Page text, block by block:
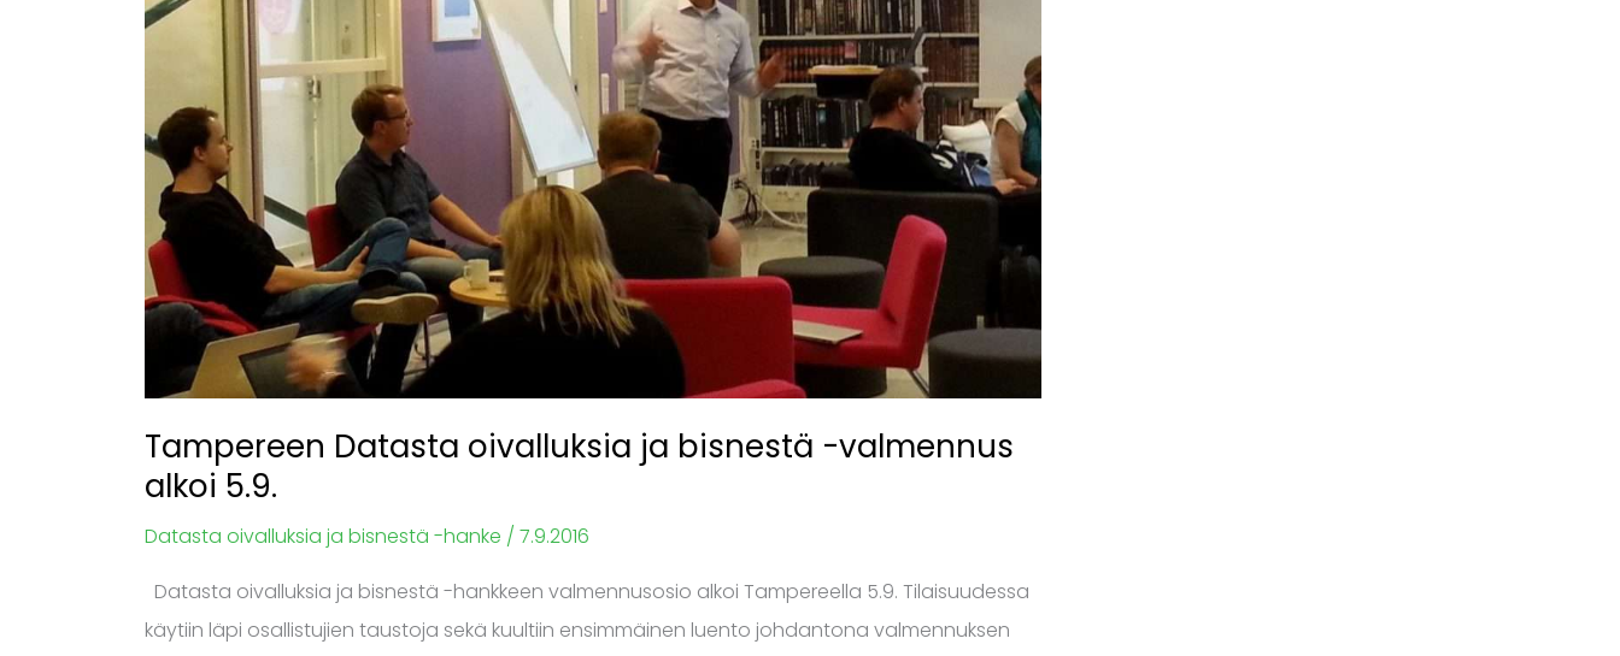
Tampereen Datasta oivalluksia ja bisnestä -valmennus
alkoi 5.9.
Datasta oivalluksia ja bisnestä -hanke /7.9.2016
Datasta oivalluksia ja bisnestä -hankkeen valmennusosio alkoi Tampereella 5.9. Tilaisuudessa
käytiin läpi osallistujien taustoja sekä kuultiin ensimmäinen luento johdantona valmennuksen
ja
bisnestä
valmennus
alkoi
5.9.